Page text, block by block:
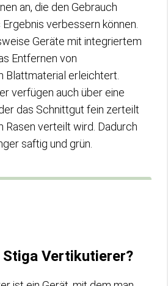
an, die den Gebrauch
verbessern können.
Geräte mit integriertem
Entfernen von
Blattmaterial erleichtert.
verfügen auch über eine
das Schnittgut fein zerteilt
Rasen verteilt wird. Dadurch
saftig und grün.
Stiga Vertikutierer?